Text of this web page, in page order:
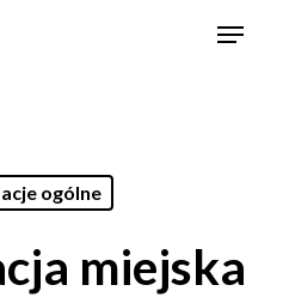
Menu
ogólne
miejska